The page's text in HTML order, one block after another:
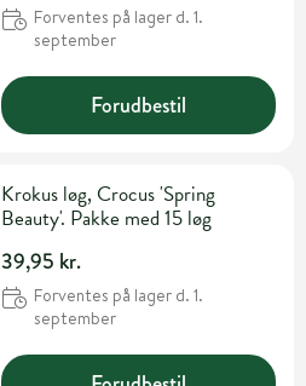
Forventes på lager d. 1.
september
Forudbestil
Krokus løg, Crocus 'Spring
Beauty'. Pakke med 15 løg
39,95 kr.
Forventes på lager d. 1.
september